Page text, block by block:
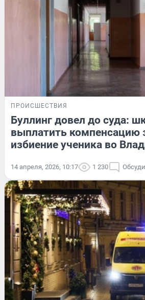
ПРОИСШЕСТВИЯ
Буллинг довел до суда:
выплатить компенсацию
избиение ученика во
14 апреля, 2026, 10:17 1 230